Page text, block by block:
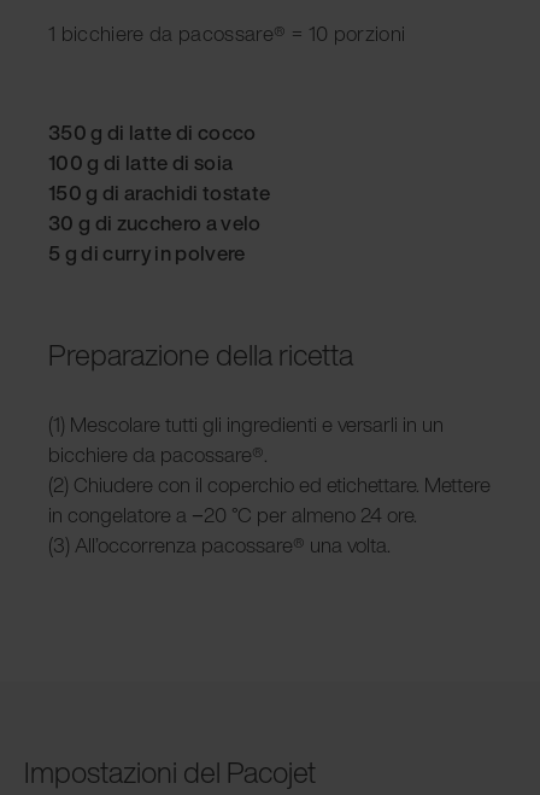
1 bicchiere da pacossare® = 10 porzioni
350 g di latte di cocco
100 g di latte di soia
150 g di arachidi tostate
30 g di zucchero a velo
5 g di curry in polvere
Preparazione della ricetta
(1) Mescolare tutti gli ingredienti e versarli in un
bicchiere da pacossare®.
(2) Chiudere con il coperchio ed etichettare. Mettere
in congelatore a −20 °C per almeno 24 ore.
(3) All’occorrenza pacossare® una volta.
Impostazioni del Pacojet